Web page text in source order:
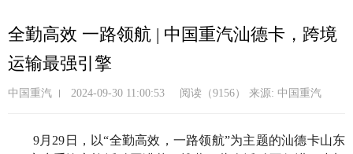
转
到
内
全勤高效 一路领航 | 中国重汽汕德卡，跨境
运输最强引擎
中国重汽 2024-09-30 11:00:53 阅读（9156） 来源: 中国重汽
9月29日，以“全勤高效，一路领航”为主题的汕德卡山东